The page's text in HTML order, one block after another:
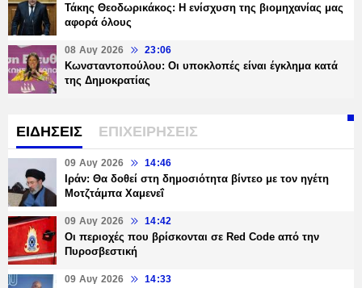
Τάκης Θεοδωρικάκος: Η ενίσχυση της βιομηχανίας μας
αφορά όλους
08 Αυγ 2026 23:06
Κωνσταντοπούλου: Οι υποκλοπές είναι έγκλημα κατά
της Δημοκρατίας
ΕΙΔΗΣΕΙΣ ΕΠΙΧΕΙΡΗΣΕΙΣ
09 Αυγ 2026 14:46
Ιράν: Θα δοθεί στη δημοσιότητα βίντεο με τον ηγέτη
Μοτζτάμπα Χαμενεΐ
09 Αυγ 2026 14:42
Οι περιοχές που βρίσκονται σε Red Code από την
Πυροσβεστική
09 Αυγ 2026 14:33